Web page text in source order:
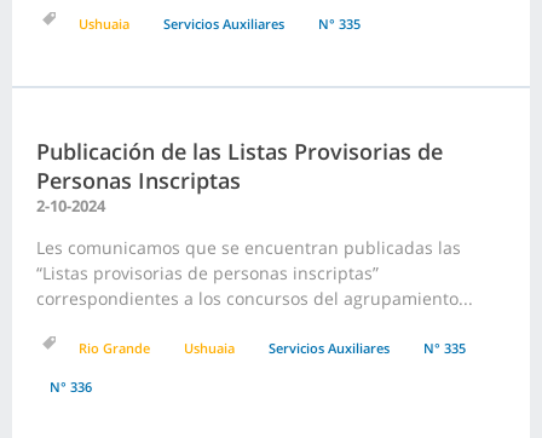
Ushuaia Servicios Auxiliares N° 335
Publicación de las Listas Provisorias de
Personas Inscriptas
2-10-2024
Les comunicamos que se encuentran publicadas las
“Listas provisorias de personas inscriptas”
correspondientes a los concursos del agrupamiento...
Rio Grande Ushuaia Servicios Auxiliares N° 335
N° 336